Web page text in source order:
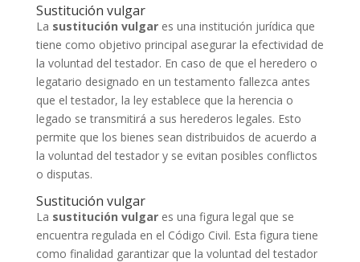
Sustitución vulgar
La sustitución vulgares una institución jurídica que
tiene como objetivo principal asegurar la efectividad de
la voluntad del testador. En caso de que el heredero o
legatario designado en un testamento fallezca antes
que el testador, la ley establece que la herencia o
legado se transmitirá a sus herederos legales. Esto
permite que los bienes sean distribuidos de acuerdo a
la voluntad del testador y se evitan posibles conflictos
o disputas.
Sustitución vulgar
La sustitución vulgares una figura legal que se
encuentra regulada en el Código Civil. Esta figura tiene
como finalidad garantizar que la voluntad del testador